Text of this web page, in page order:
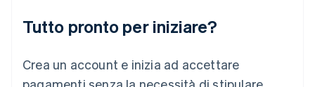
Tutto pronto per iniziare?
Crea un account e inizia ad accettare
Lituania
Lussemburgo
Deutsch English